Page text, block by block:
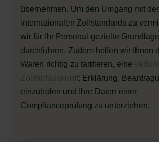
übernehmen. Um den Umgang mit
internationalen Zollstandards zu
wir für Ihr Personal gezielte
durchführen. Zudem helfen wir Ihnen
Waren richtig zu tarifieren, eine
Zolltarifauskunft: Erklärung,
einzuholen und Ihre Daten einer
Complianceprüfung zu unterziehen.